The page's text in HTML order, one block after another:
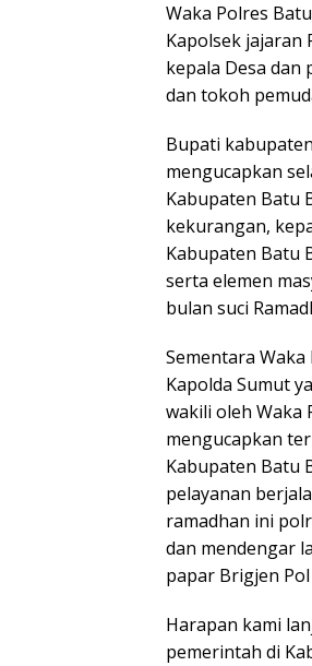
Waka Polres
Kapolsek jajaran
kepala Desa dan
dan tokoh
Bupati
mengucapkan
Kabupaten Batu
kekurangan,
Kabupaten Batu
serta elemen
bulan suci
Sementara
Kapolda Sumut
wakili oleh Waka
mengucapkan
Kabupaten Batu
pelayanan
ramadhan ini
dan mendengar
papar Brigjen Pol
Harapan kami
pemerintah di